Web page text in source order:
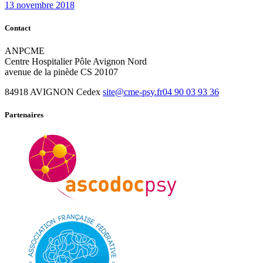
13 novembre 2018
Contact
ANPCME
Centre Hospitalier Pôle Avignon Nord
avenue de la pinède CS 20107
84918 AVIGNON Cedex site@cme-psy.fr04 90 03 93 36
Partenaires